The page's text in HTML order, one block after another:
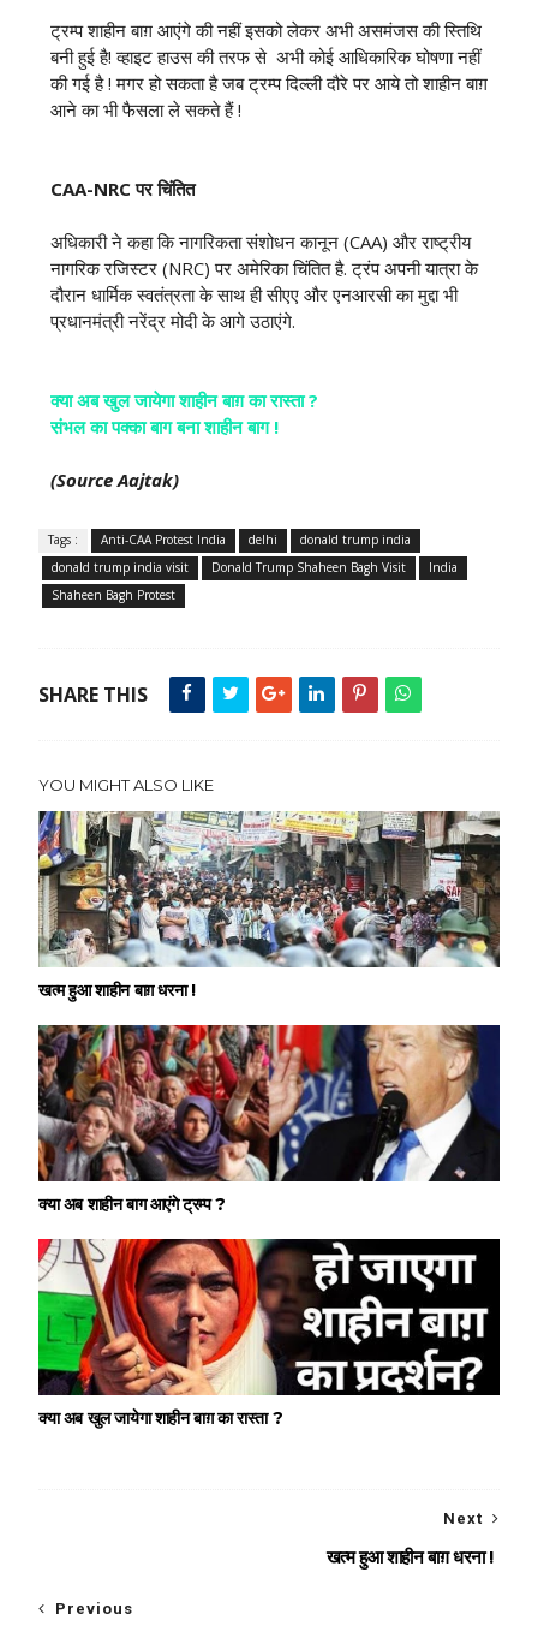
ट्रम्प शाहीन बाग़ आएंगे की नहीं इसको लेकर अभी असमंजस की स्तिथि
बनी हुई है! व्हाइट हाउस की तरफ से अभी कोई आधिकारिक घोषणा नहीं
की गई है ! मगर हो सकता है जब ट्रम्प दिल्ली दौरे पर आये तो शाहीन बाग़
आने का भी फैसला ले सकते हैं !
CAA-NRC पर चिंतित
अधिकारी ने कहा कि नागरिकता संशोधन कानून (CAA) और राष्ट्रीय
नागरिक रजिस्टर (NRC) पर अमेरिका चिंतित है. ट्रंप अपनी यात्रा के
दौरान धार्मिक स्वतंत्रता के साथ ही सीएए और एनआरसी का मुद्दा भी
प्रधानमंत्री नरेंद्र मोदी के आगे उठाएंगे.
क्या अब खुल जायेगा शाहीन बाग़ का रास्ता ?
संभल का पक्का बाग बना शाहीन बाग !
(Source Aajtak)
Tags : Anti-CAA Protest India delhi
donald trump india
donald trump india visit
Donald Trump Shaheen Bagh Visit
India
Shaheen Bagh Protest
SHARE THIS
YOU MIGHT ALSO LIKE
खत्म हुआ शाहीन बाग़ धरना !
क्या अब शाहीन बाग आएंगे ट्रम्प ?
क्या अब खुल जायेगा शाहीन बाग़ का रास्ता ?
Next
खत्म हुआ शाहीन बाग़ धरना !
Previous